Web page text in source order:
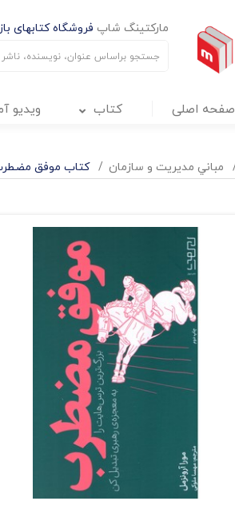
مارکتینگ شاپ فروشگاه کتابهای
صفحه اصلی کتاب ویدیو
مباني مديريت و سازمان کتاب موفق